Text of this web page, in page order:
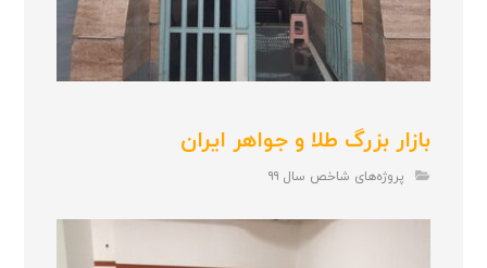
بازار بزرگ طلا و جواهر ایران
پروژه‌های شاخص سال ۹۹